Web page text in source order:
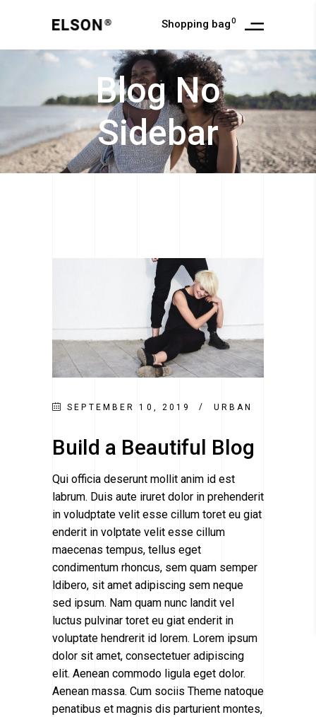
Shopping bag0
Blog No
Sidebar
SEPTEMBER 10, 2019 URBAN
Build a Beautiful Blog
Qui officia deserunt mollit anim id est
labrum. Duis aute iruret dolor in prehenderit
in voludptate velit esse cillum toret eu giat
enderit in volptate velit esse cillum
maecenas tempus, tellus eget
condimentum rhoncus, sem quam semper
ldibero, sit amet adipiscing sem neque
sed ipsum. Nam quam nunc landit vel
luctus pulvinar toret eu giat enderit in
voluptate hendrerit id lorem. Lorem ipsum
dolor sit amet, consectetuer adipiscing
elit. Aenean commodo ligula eget dolor.
Aenean massa. Cum sociis Theme natoque
penatibus et magnis dis parturient montes,